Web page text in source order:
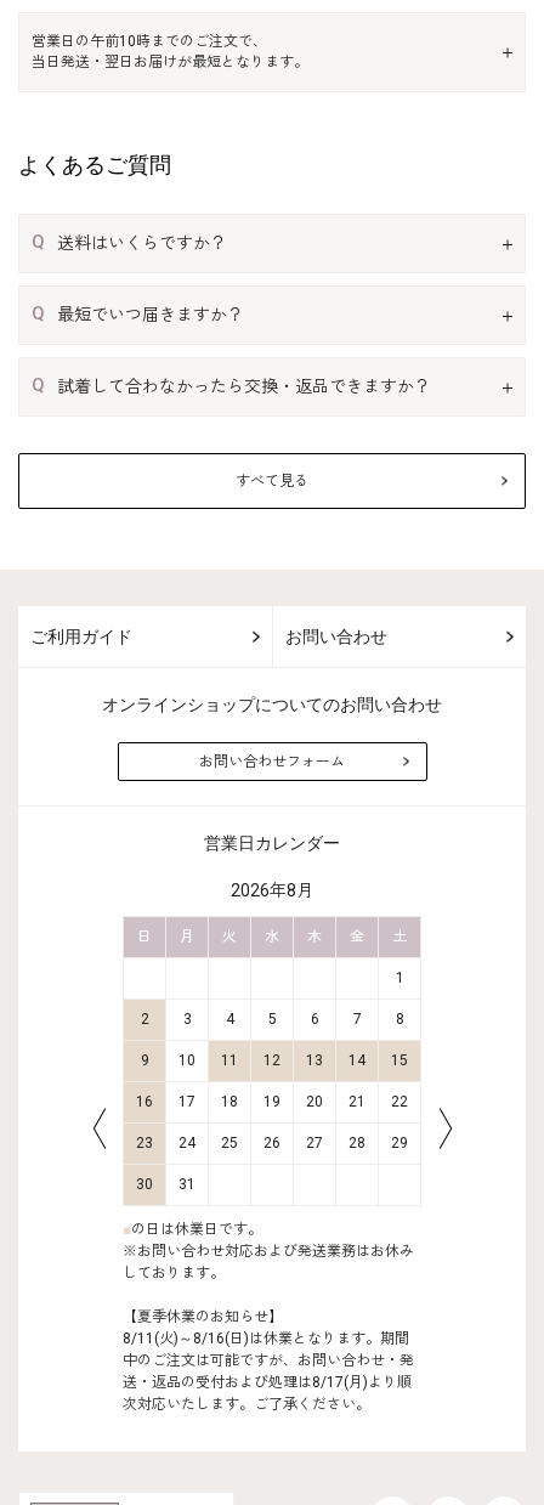
営業日の午前10時までのご注文で、
当日発送・翌日お届けが最短となります。
よくあるご質問
Q 送料はいくらですか？
Q 最短でいつ届きますか？
Q 試着して合わなかったら交換・返品できますか？
すべて見る
ご利用ガイド お問い合わせ
オンラインショップについてのお問い合わせ
お問い合わせフォーム
営業日カレンダー
2026年8月
日 月 火 水 木 金 土
1
2 3 4 5 6 7 8
9 10 11 12 13 14 15
16 17 18 19 20 21 22
23 24 25 26 27 28 29
30 31
■の日は休業日です。
※お問い合わせ対応および発送業務はお休み
しております。
【夏季休業のお知らせ】
8/11(火)～8/16(日)は休業となります。期間
中のご注文は可能ですが、お問い合わせ・発
送・返品の受付および処理は8/17(月)より順
次対応いたします。ご了承ください。